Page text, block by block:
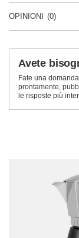
OPINIONI (0)
Avete
Fate una
prontamente,
le risposte più